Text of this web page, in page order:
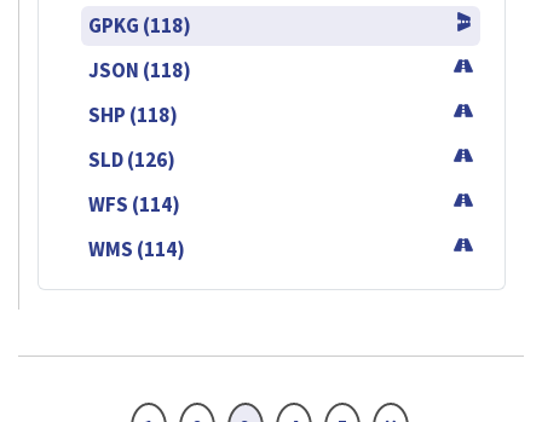
GPKG (118)
JSON (118)
SHP (118)
SLD (126)
WFS (114)
WMS (114)